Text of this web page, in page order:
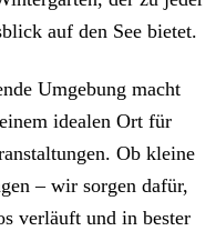
auf den See bietet.
Umgebung macht
idealen Ort für
Ob kleine
– wir sorgen dafür,
verläuft und in bester